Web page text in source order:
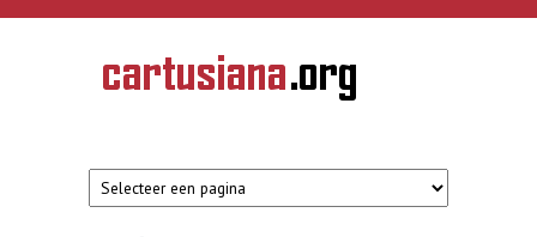
Overslaan en naar de inhoud gaan
CARTUSIANA
Geschiedenis
van de